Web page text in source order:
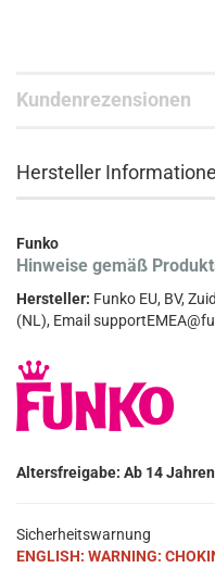
Kundenrezensionen
Hersteller
Funko
Hinweise gemäß
Hersteller: Funko EU, BV,
(NL), Email
Altersfreigabe: Ab 14 Jahren
Sicherheitswarnung
ENGLISH: WARNING: